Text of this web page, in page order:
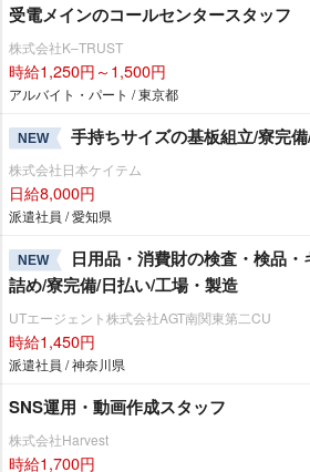
受電メインのコールセンタースタッフ
株式会社K–TRUST
時給1,250円～1,500円
アルバイト・パート / 東京都
NEW 手持ちサイズの基板組立/寮完
株式会社日本ケイテム
日給8,000円
派遣社員 / 愛知県
NEW
日用品・消費財の検査・検品
詰め/寮完備/日払い/工場・製造
UTエージェント株式会社AGT南関東第二CU
時給1,450円
派遣社員 / 神奈川県
SNS運用・動画作成スタッフ
株式会社Harvest
時給1,700円